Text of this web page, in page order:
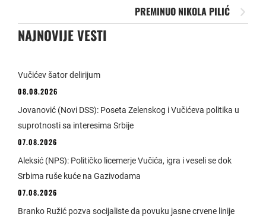
PREMINUO NIKOLA PILIĆ
NAJNOVIJE VESTI
Vučićev šator delirijum
08.08.2026
Jovanović (Novi DSS): Poseta Zelenskog i Vučićeva politika u
suprotnosti sa interesima Srbije
07.08.2026
Aleksić (NPS): Političko licemerje Vučića, igra i veseli se dok
Srbima ruše kuće na Gazivodama
07.08.2026
Branko Ružić pozva socijaliste da povuku jasne crvene linije